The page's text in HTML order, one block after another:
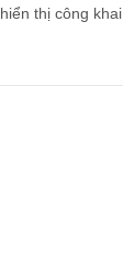
thị công khai.